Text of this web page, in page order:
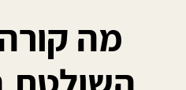
מה